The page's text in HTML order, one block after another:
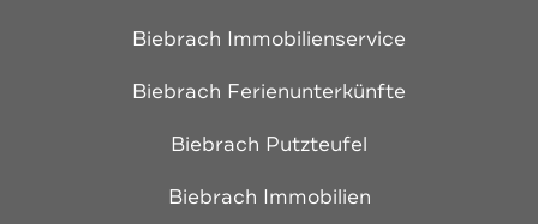
Biebrach Immobilienservice
Biebrach Ferienunterkünfte
Biebrach Putzteufel
Biebrach Immobilien